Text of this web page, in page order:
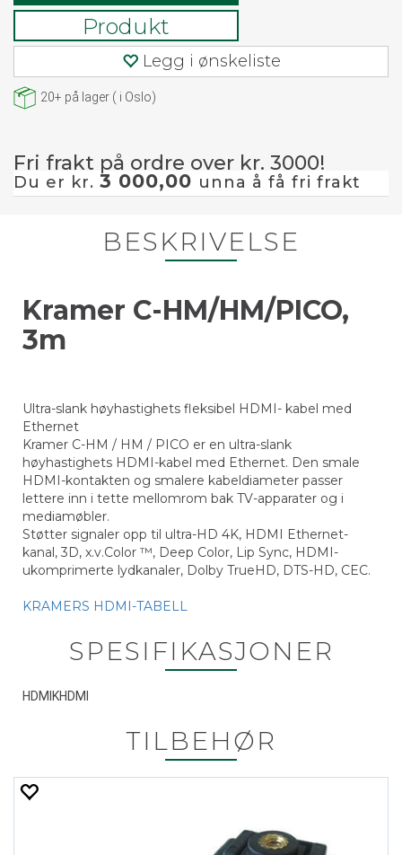
Produkt
Legg i ønskeliste
20+ på lager ( i Oslo)
Fri frakt på ordre over kr. 3000!
Du er kr. 3 000,00 unna å få fri frakt
BESKRIVELSE
Kramer C-HM/HM/PICO,
3m
Ultra-slank høyhastighets fleksibel HDMI- kabel med
Ethernet
Kramer C-HM / HM / PICO er en ultra-slank
høyhastighets HDMI-kabel med Ethernet. Den smale
HDMI-kontakten og smalere kabeldiameter passer
lettere inn i tette mellomrom bak TV-apparater og i
mediamøbler.
Støtter signaler opp til ultra-HD 4K, HDMI Ethernet-
kanal, 3D, x.v.Color ™, Deep Color, Lip Sync, HDMI-
ukomprimerte lydkanaler, Dolby TrueHD, DTS-HD, CEC.
KRAMERS HDMI-TABELL
SPESIFIKASJONER
HDMIKHDMI
TILBEHØR